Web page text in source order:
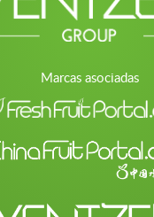
Marcas asociadas